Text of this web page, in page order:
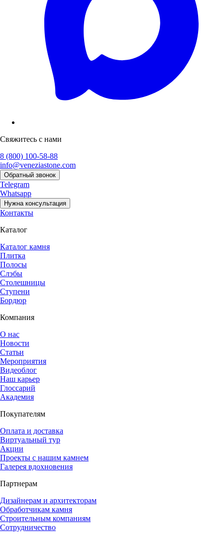
Свяжитесь с нами
8 (800) 100-58-88
info@veneziastone.com
Обратный звонок
Telegram
Whatsapp
Нужна консультация
Контакты
Каталог
Каталог камня
Плитка
Полосы
Слэбы
Столешницы
Ступени
Бордюр
Компания
О нас
Новости
Статьи
Мероприятия
Видеоблог
Наш карьер
Глоссарий
Академия
Покупателям
Оплата и доставка
Виртуальный тур
Акции
Проекты с нашим камнем
Галерея вдохновения
Партнерам
Дизайнерам и архитекторам
Обработчикам камня
Строительным компаниям
Сотрудничество